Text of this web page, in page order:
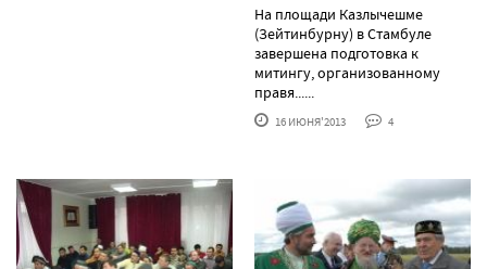
На площади Казлычешме
(Зейтинбурну) в Стамбуле
завершена подготовка к
митингу, организованному
правя......
16 ИЮНЯ'2013 4